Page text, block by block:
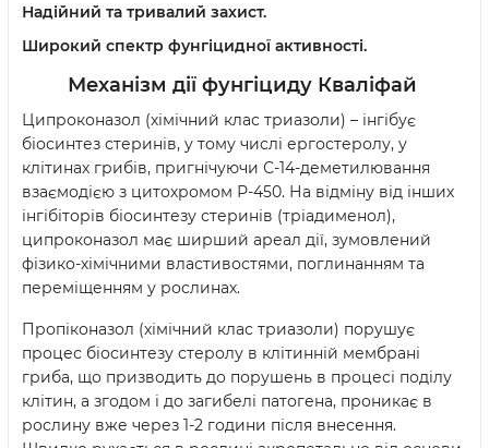
Надійний та тривалий захист.
Широкий спектр фунгіцидної активності.
Механізм дії фунгіциду Кваліфай
Ципроконазол (хімічний клас триазоли) – інгібує
біосинтез стеринів, у тому числі ергостеролу, у
клітинах грибів, пригнічуючи С-14-деметилювання
взаємодією з цитохромом Р-450. На відміну від інших
інгібіторів біосинтезу стеринів (тріадименол),
ципроконазол має ширший ареал дії, зумовлений
фізико-хімічними властивостями, поглинанням та
переміщенням у рослинах.
Пропіконазол (хімічний клас триазоли) порушує
процес біосинтезу стеролу в клітинній мембрані
гриба, що призводить до порушень в процесі поділу
клітин, а згодом і до загибелі патогена, проникає в
рослину вже через 1-2 години після внесення.